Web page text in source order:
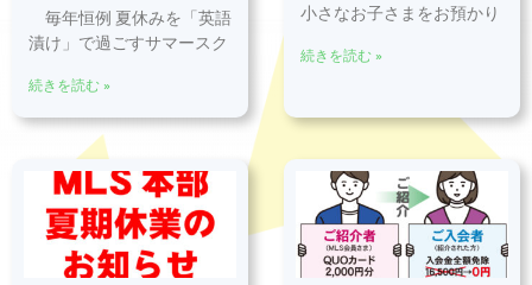
毎年恒例 夏休みを「英語
漬け」で過ごすサマースク
続きを読む »
小さなお子さまをお預かり
続きを読む »